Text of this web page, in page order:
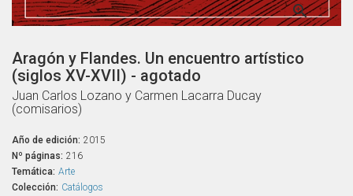

Aragón y Flandes. Un encuentro artístico
(siglos XV-XVII) - agotado
Juan Carlos Lozano y Carmen Lacarra Ducay
(comisarios)
Año de edición: 2015
Nº páginas: 216
Temática: Arte
Colección: Catálogos